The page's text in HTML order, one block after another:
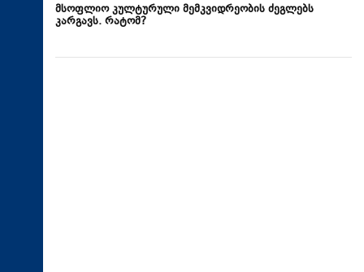
მსოფლიო კულტურული მემკვიდრეობის ძეგლებს
კარგავს. რატომ?